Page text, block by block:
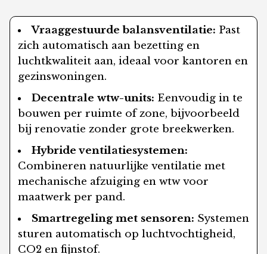
Vraaggestuurde balansventilatie: Past
zich automatisch aan bezetting en
luchtkwaliteit aan, ideaal voor kantoren en
gezinswoningen.
Decentrale wtw-units: Eenvoudig in te
bouwen per ruimte of zone, bijvoorbeeld
bij renovatie zonder grote breekwerken.
Hybride ventilatiesystemen:
Combineren natuurlijke ventilatie met
mechanische afzuiging en wtw voor
maatwerk per pand.
Smartregeling met sensoren: Systemen
sturen automatisch op luchtvochtigheid,
CO2 en fijnstof.